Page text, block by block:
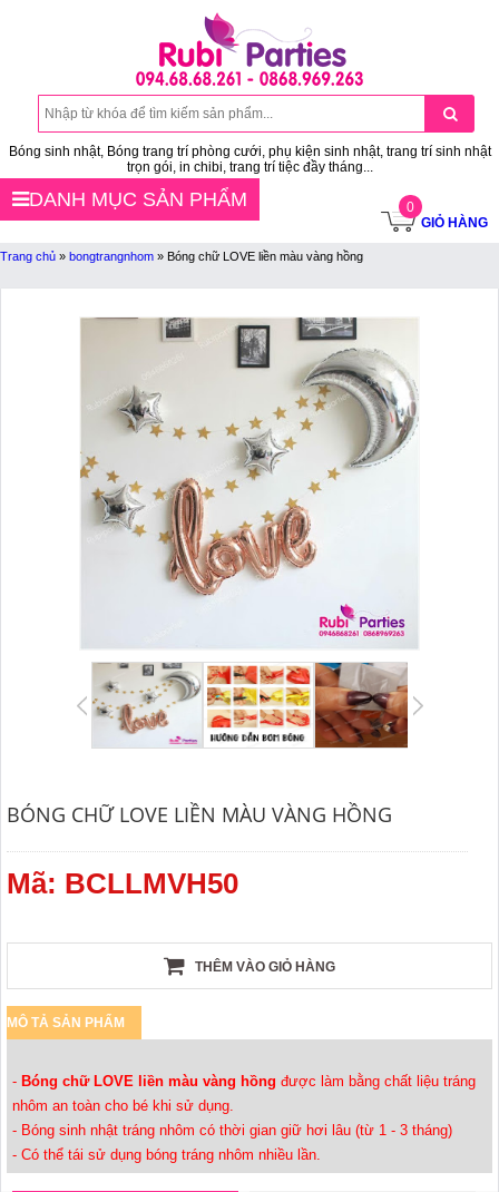
Bóng sinh nhật, Bóng trang trí phòng cưới, phụ kiện sinh nhật, trang trí sinh nhật
trọn gói, in chibi, trang trí tiệc đầy tháng...
0
GIỎ HÀNG
DANH MỤC SẢN PHẨM
Trang chủ » bongtrangnhom » Bóng chữ LOVE liền màu vàng hồng
BÓNG CHỮ LOVE LIỀN MÀU VÀNG HỒNG
Mã: BCLLMVH50
THÊM VÀO GIỎ HÀNG
MÔ TẢ SẢN PHẨM
- Bóng chữ LOVE liền màu vàng hồng được làm bằng chất liệu tráng
nhôm an toàn cho bé khi sử dụng.
- Bóng sinh nhật tráng nhôm có thời gian giữ hơi lâu (từ 1 - 3 tháng)
- Có thể tái sử dụng bóng tráng nhôm nhiều lần.